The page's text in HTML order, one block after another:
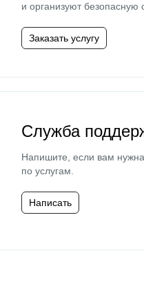
и организуют безопасную
Заказать услугу
Служба
Напишите, если вам
по услугам.
Написать